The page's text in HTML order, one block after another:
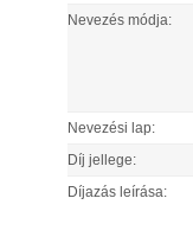
Nevezés módja:
Nevezési lap:
Díj jellege:
Díjazás leírása: